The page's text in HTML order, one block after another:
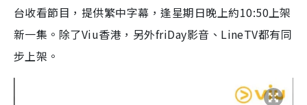
台收看節目，提供繁中字幕，逢星期日晚上約10:50上架
新一集。除了Viu香港，另外friDay影音、LineTV都有同
步上架。